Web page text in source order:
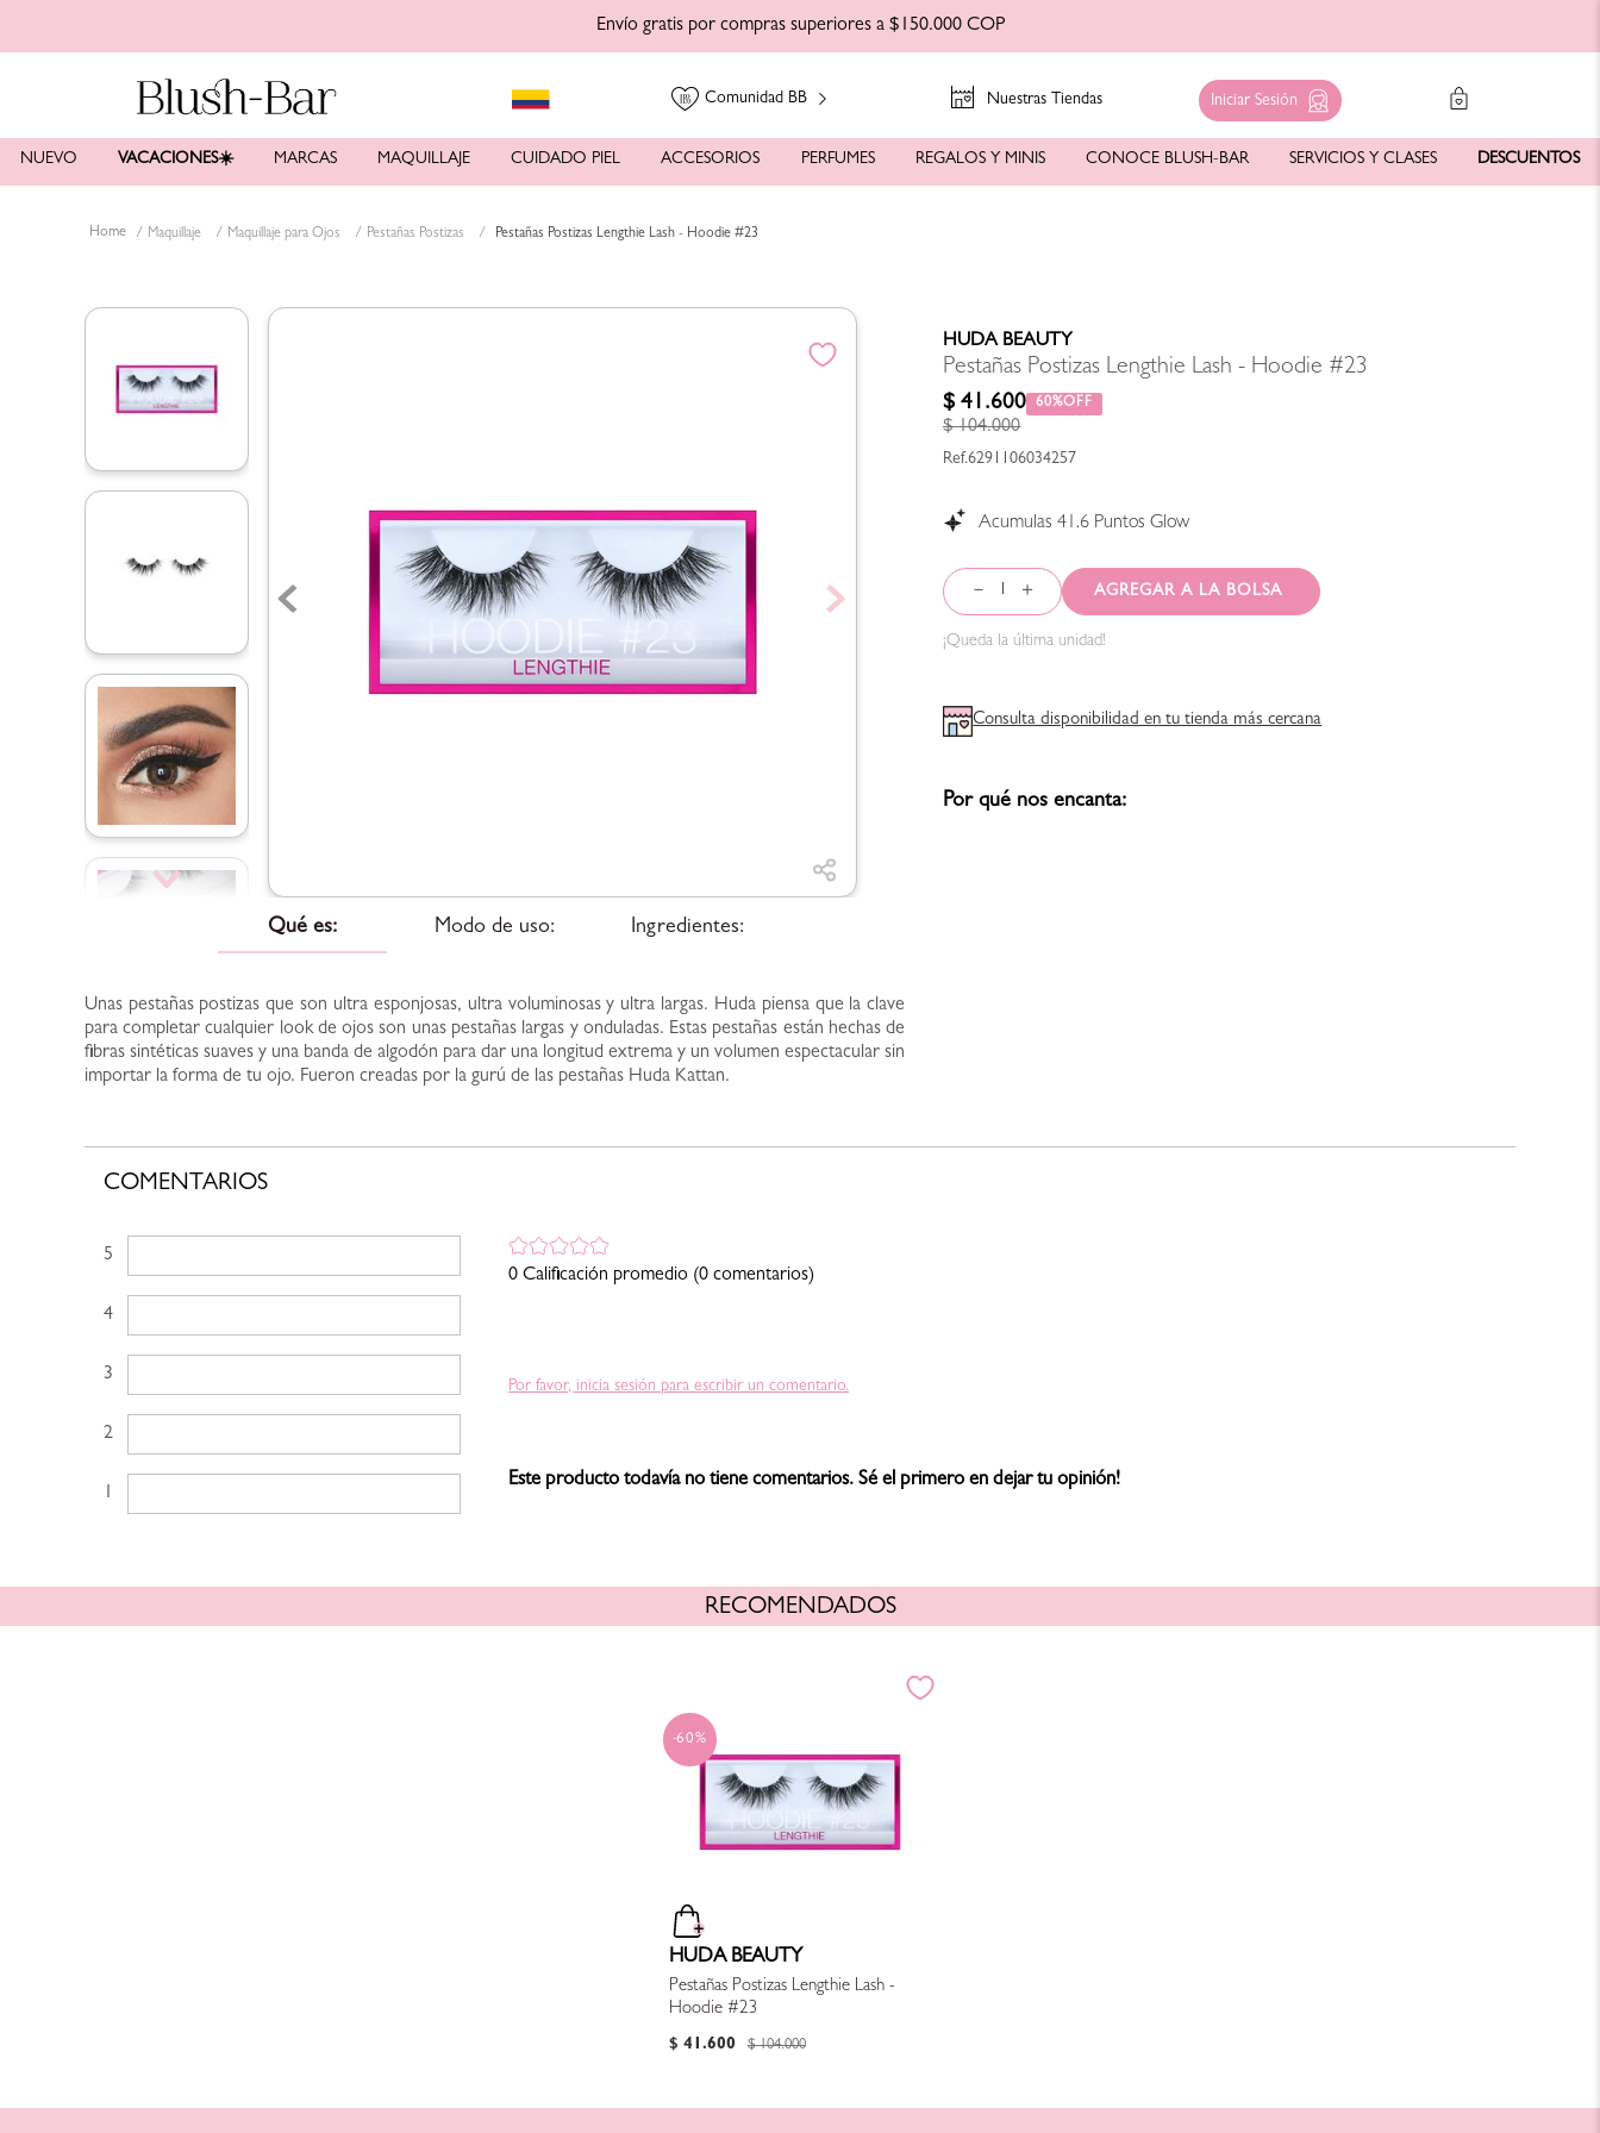
Envío gratis por compras superiores a $150.000 COP
Comunidad BB Nuestras Tiendas Iniciar Sesión
NUEVO VACACIONES☀️ MARCAS MAQUILLAJE CUIDADO PIEL ACCESORIOS PERFUMES REGALOS Y MINIS CONOCE BLUSH-BAR SERVICIOS Y CLASES DESCUENTOS
Maquillaje Maquillaje para Ojos Pestañas Postizas Pestañas Postizas Lengthie Lash - Hoodie #23
Qué es: Modo de uso: Ingredientes:
Unas pestañas postizas que son ultra esponjosas, ultra voluminosas y ultra largas. Huda piensa que la clave
para completar cualquier look de ojos son unas pestañas largas y onduladas. Estas pestañas están hechas de
fibras sintéticas suaves y una banda de algodón para dar una longitud extrema y un volumen espectacular sin
importar la forma de tu ojo. Fueron creadas por la gurú de las pestañas Huda Kattan.
HUDA BEAUTY
Pestañas Postizas Lengthie Lash - Hoodie #23
$ 41 .600 60%
$ 104.000
6291106034257
Acumulas41.6 Puntos Glow
＋
－
¡Queda la última unidad!
Consulta disponibilidad en tu tienda más cercana
Por qué nos encanta:
COMENTARIOS
0 Calificación promedio (0 comentarios)
5 estrellas
4 estrellas
3 estrellas
2 estrellas
1 estrella
Por favor, inicia sesión para escribir un comentario.
Este producto todavía no tiene comentarios. Sé el primero en dejar tu opinión!
RECOMENDADOS
60%
HUDA BEAUTY
Pestañas Postizas Lengthie Lash -
Hoodie #23
$ 41 .600 $ 104.000